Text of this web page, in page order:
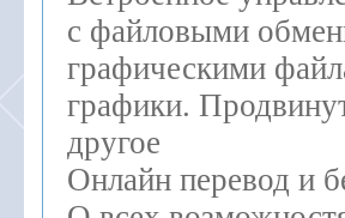
с файловыми
графическими
графики.
другое
Онлайн перевод и